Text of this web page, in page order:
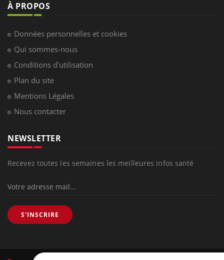
À PROPOS
Données personnelles et cookies
Qui sommes-nous
Conditions d'utilisation
Plan du site
Mentions Légales
Nous contacter
NEWSLETTER
Recevez toutes les semaines les meilleures infos santé
S'INSCRIRE